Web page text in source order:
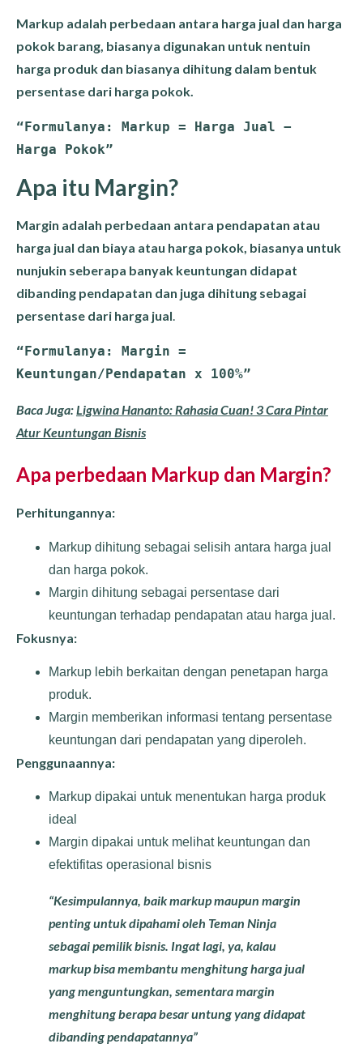
Markup adalah perbedaan antara harga jual dan harga
pokok barang, biasanya digunakan untuk nentuin
harga produk dan biasanya dihitung dalam bentuk
persentase dari harga pokok.
“Formulanya: Markup = Harga Jual −
Harga Pokok”
Apa itu Margin?
Margin adalah perbedaan antara pendapatan atau
harga jual dan biaya atau harga pokok, biasanya untuk
nunjukin seberapa banyak keuntungan didapat
dibanding pendapatan dan juga dihitung sebagai
persentase dari harga jual.
“Formulanya: Margin =
Keuntungan/Pendapatan x 100%”
Baca Juga:Ligwina Hananto: Rahasia Cuan! 3 Cara Pintar
Atur Keuntungan Bisnis
Apa perbedaan Markup dan Margin?
Perhitungannya:
Markup dihitung sebagai selisih antara harga jual
dan harga pokok.
Margin dihitung sebagai persentase dari
keuntungan terhadap pendapatan atau harga jual.
Fokusnya:
Markup lebih berkaitan dengan penetapan harga
produk.
Margin memberikan informasi tentang persentase
keuntungan dari pendapatan yang diperoleh.
Penggunaannya:
Markup dipakai untuk menentukan harga produk
ideal
Margin dipakai untuk melihat keuntungan dan
efektifitas operasional bisnis
“Kesimpulannya, baik markup maupun margin
penting untuk dipahami oleh Teman Ninja
sebagai pemilik bisnis. Ingat lagi, ya, kalau
markup bisa membantu menghitung harga jual
yang menguntungkan, sementara margin
menghitung berapa besar untung yang didapat
dibanding pendapatannya”